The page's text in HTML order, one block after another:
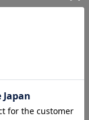
等の仕様に変更が
さい。
を確認の上、ご購